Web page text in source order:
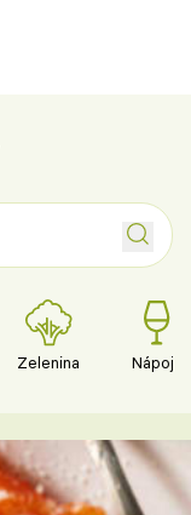
Zelenina Nápoje